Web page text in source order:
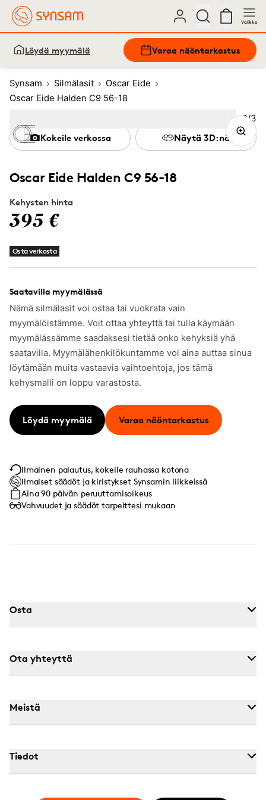
Valikko
Löydä myymälä Varaa näöntarkastus
Synsam Silmälasit
Oscar Eide
Oscar Eide Halden C9 56-18
Oscar Eide Halden C9 56-18
Kehysten hinta
395 €
Osta verkosta
Saatavilla myymälässä
Nämä silmälasit voi ostaa tai vuokrata vain
myymälöistämme. Voit ottaa yhteyttä tai tulla käymään
myymälässämme saadaksesi tietää onko kehyksiä yhä
saatavilla. Myymälähenkilökuntamme voi aina auttaa sinua
löytämään muita vastaavia vaihtoehtoja, jos tämä
kehysmalli on loppu varastosta.
Löydä myymälä Varaa näöntarkastus
Kokeile verkossa Näytä 3D:nä
Ilmainen palautus, kokeile rauhassa kotona
Ilmaiset säädöt ja kiristykset Synsamin liikkeissä
Aina 90 päivän peruuttamisoikeus
Vahvuudet ja säädöt tarpeittesi mukaan
Kuva
2/3
3
Osta
Ota yhteyttä
Meistä
Tiedot